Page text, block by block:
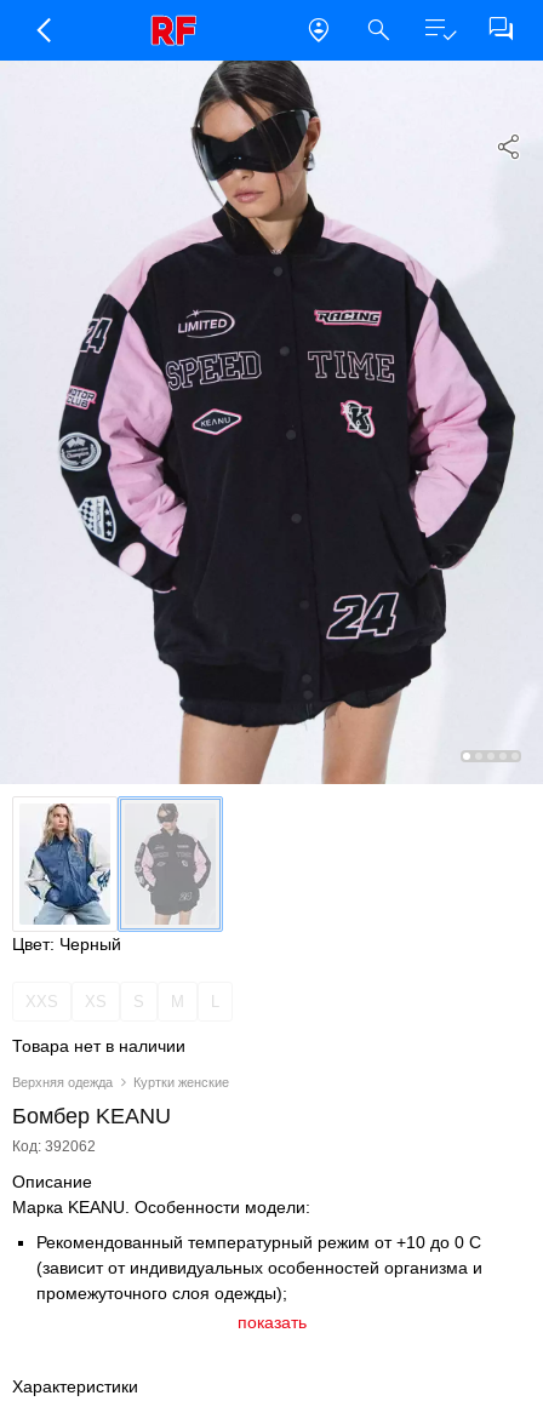
Верхняя одежда Куртки женские
Бомбер KEANU
Код: 392062
Цвет: Черный
XXS XS S M L
Товара нет в наличии
Описание
Марка KEANU. Особенности модели:
Рекомендованный температурный режим от +10 до 0 С
(зависит от индивидуальных особенностей организма и
промежуточного слоя одежды);
Модель свободного кроя, со спущенной линией плеча;
Трикотажный воротник-стойка;
показать
Характеристики